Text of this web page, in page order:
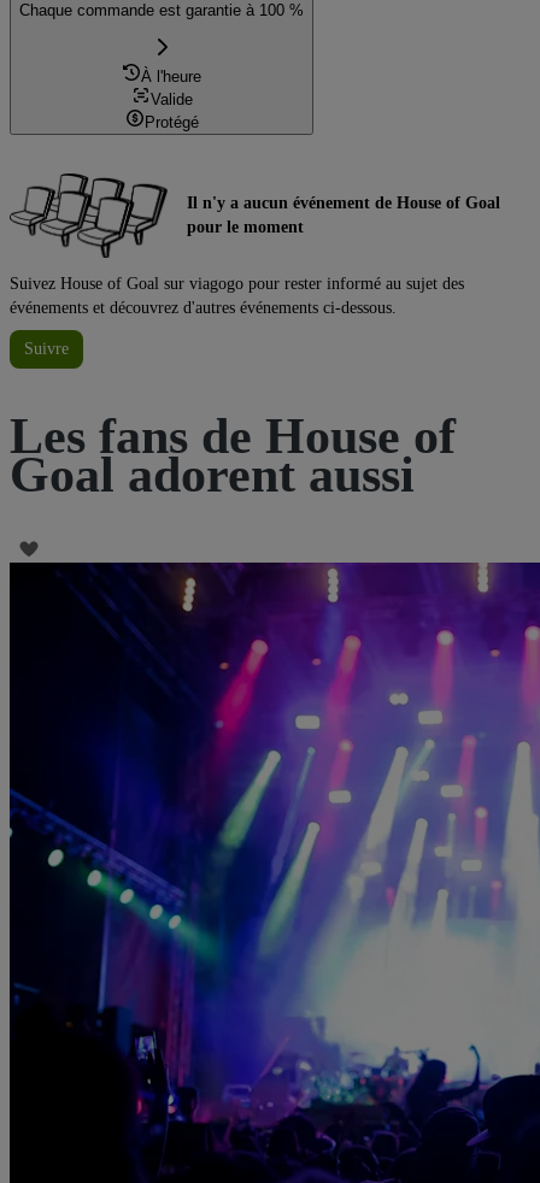
Chaque commande est garantie à 100 %
À l'heure
Valide
Protégé
Il n'y a aucun événement de House of Goal
pour le moment
Suivez House of Goal sur viagogo pour rester informé au sujet des
événements et découvrez d'autres événements ci-dessous.
Suivre
Les fans de House of
Goal adorent aussi